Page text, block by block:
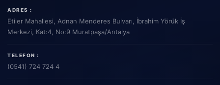
ADRES :
Etiler Mahallesi, Adnan Menderes Bulvarı, İbrahim Yörük İş
Merkezi, Kat:4, No:9 Muratpaşa/Antalya
TELEFON :
(0541) 724 724 4